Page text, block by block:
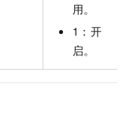
用。
1：开
启。